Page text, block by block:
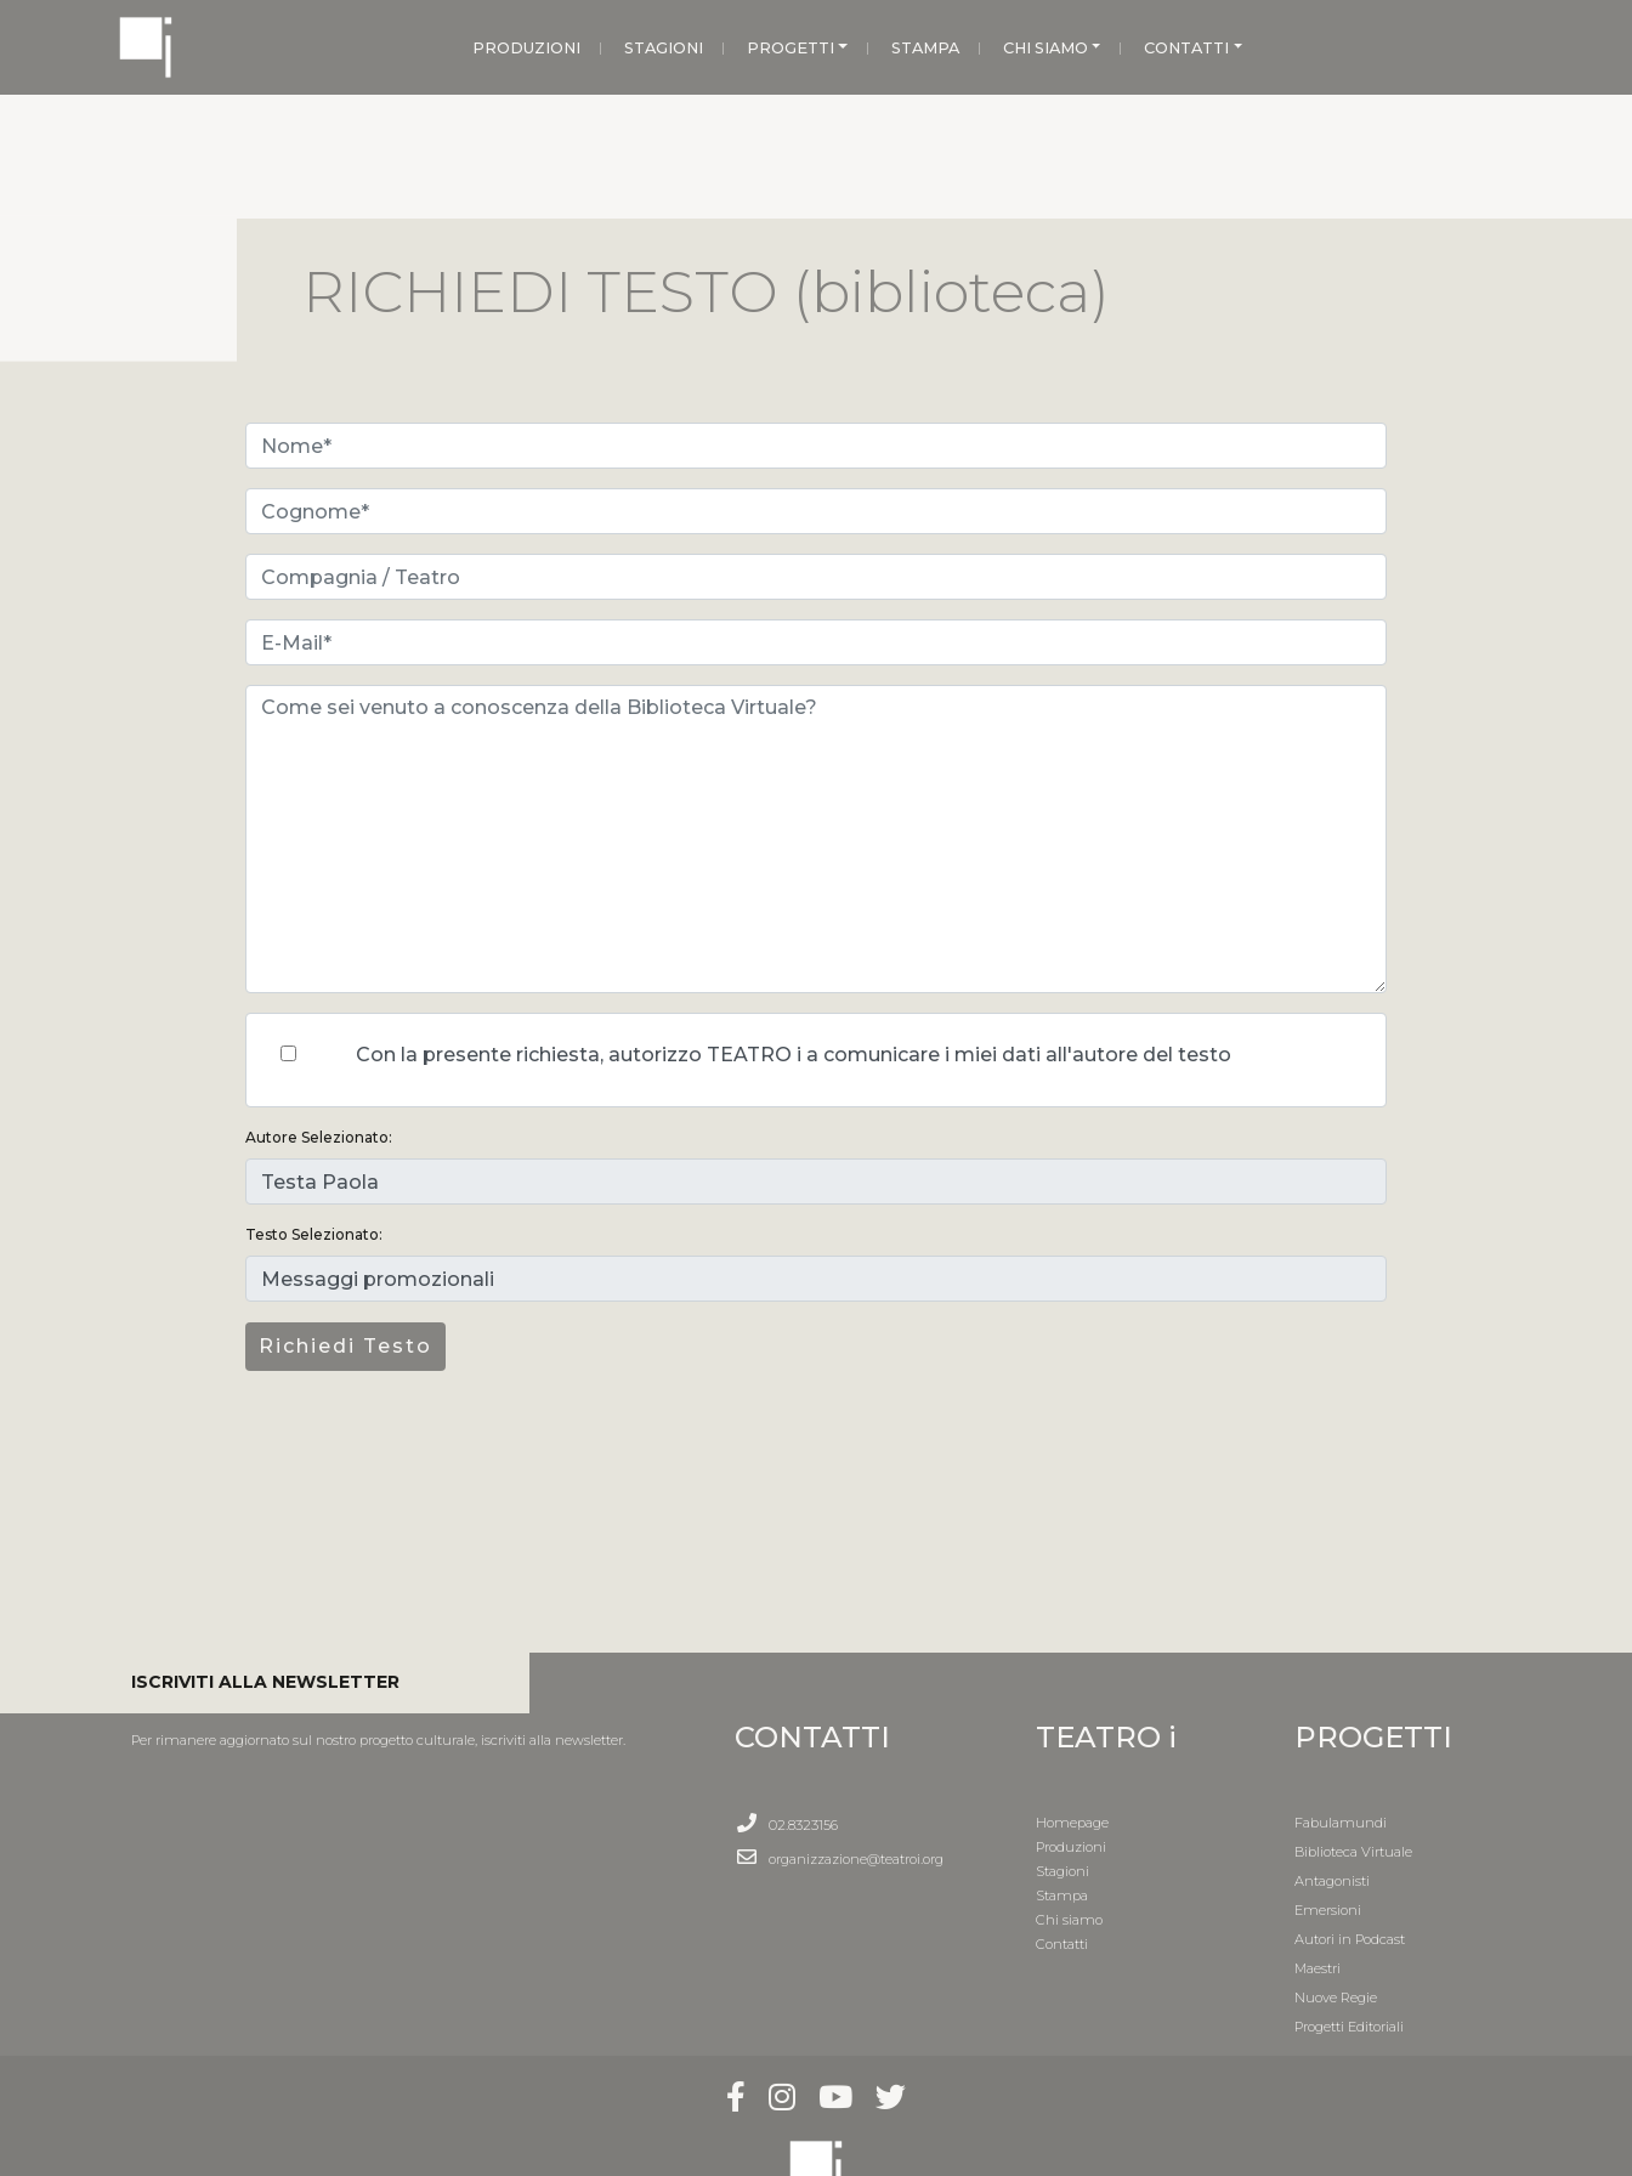
PRODUZIONI STAGIONI PROGETTI STAMPA CHI SIAMO CONTATTI
RICHIEDI TESTO (biblioteca)
Con la presente richiesta, autorizzo TEATRO i a comunicare i miei dati all'autore del testo
Autore Selezionato:
Testo Selezionato:
ISCRIVITI ALLA NEWSLETTER
Per rimanere aggiornato sul nostro progetto culturale, iscriviti alla newsletter. CONTATTI
02.8323156
organizzazione@teatroi.org
TEATRO i
Homepage
Produzioni
Stagioni
Stampa
Chi siamo
Contatti
PROGETTI
Fabulamundi
Biblioteca Virtuale
Antagonisti
Emersioni
Autori in Podcast
Maestri
Nuove Regie
Progetti Editoriali